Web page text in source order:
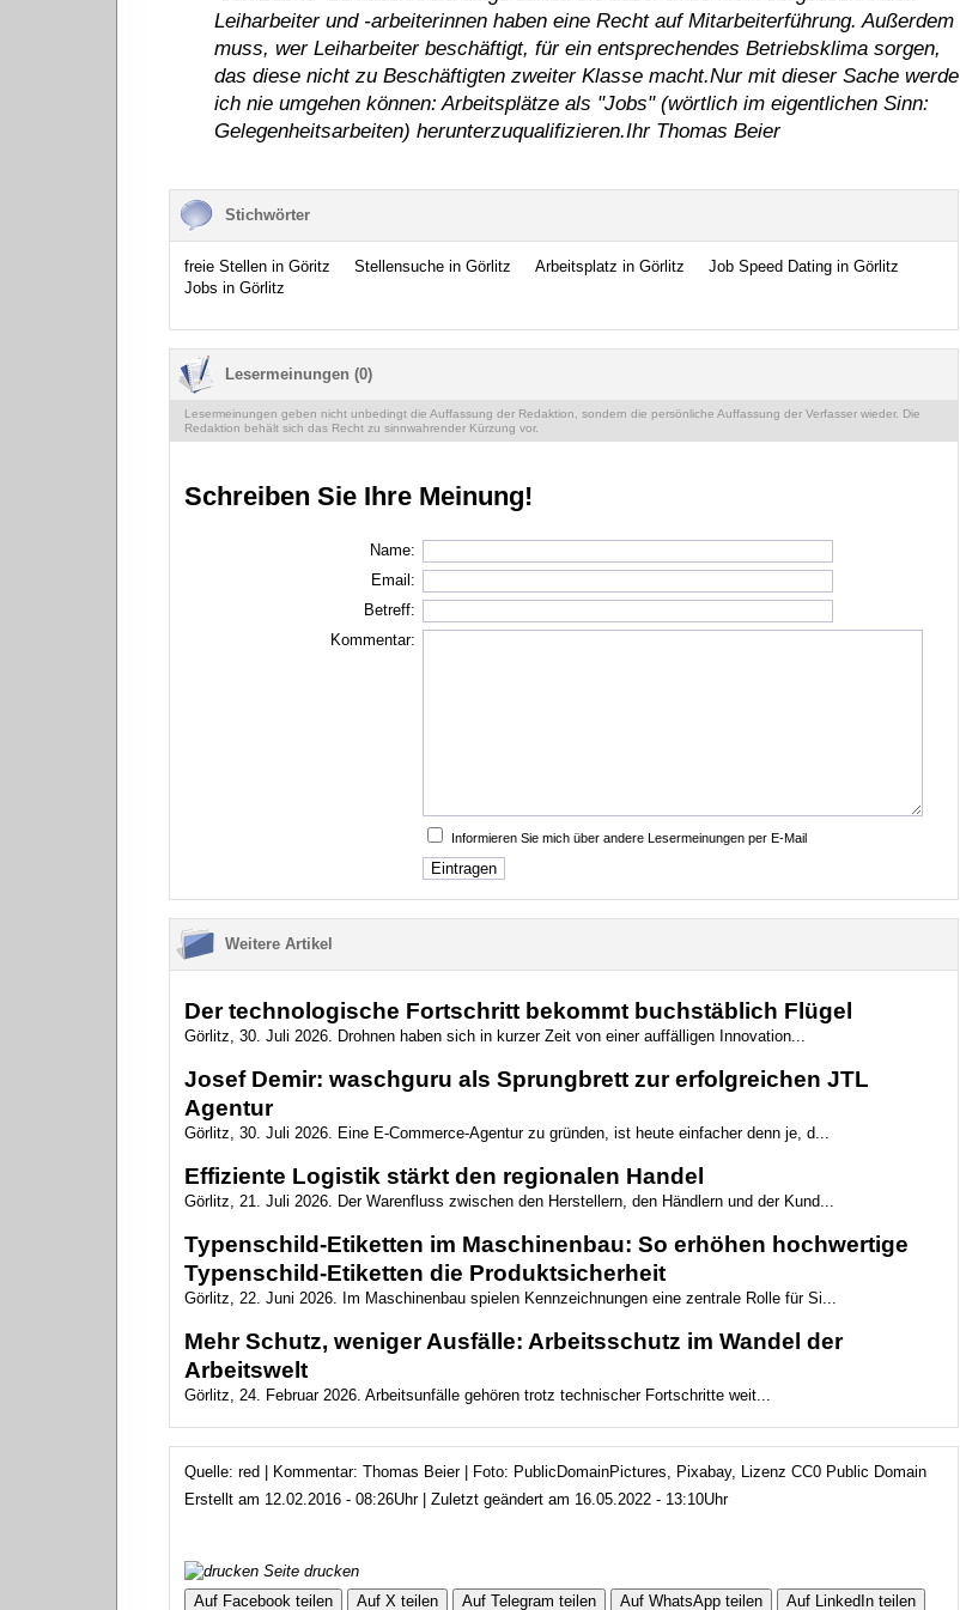
Leiharbeiter und -arbeiterinnen haben eine Recht auf Mitarbeiterführung. Außerdem
muss, wer Leiharbeiter beschäftigt, für ein entsprechendes Betriebsklima sorgen,
das diese nicht zu Beschäftigten zweiter Klasse macht.Nur mit dieser Sache werde
ich nie umgehen können: Arbeitsplätze als "Jobs" (wörtlich im eigentlichen Sinn:
Gelegenheitsarbeiten) herunterzuqualifizieren.Ihr Thomas Beier
Stichwörter
freie Stellen in Göritz Stellensuche in Görlitz Arbeitsplatz in Görlitz
Job Speed Dating in Görlitz
Jobs in Görlitz
Lesermeinungen (0)
Lesermeinungen geben nicht unbedingt die Auffassung der Redaktion, sondern die persönliche Auffassung der Verfasser wieder. Die
Redaktion behält sich das Recht zu sinnwahrender Kürzung vor.
Schreiben Sie Ihre Meinung!
Name:
Email:
Betreff:
Kommentar:
Informieren Sie mich über andere Lesermeinungen per E-Mail
Weitere Artikel
Der technologische Fortschritt bekommt buchstäblich Flügel
Görlitz, 30. Juli 2026. Drohnen haben sich in kurzer Zeit von einer auffälligen Innovation...
Josef Demir: waschguru als Sprungbrett zur erfolgreichen JTL
Agentur
Görlitz, 30. Juli 2026. Eine E-Commerce-Agentur zu gründen, ist heute einfacher denn je, d...
Effiziente Logistik stärkt den regionalen Handel
Görlitz, 21. Juli 2026. Der Warenfluss zwischen den Herstellern, den Händlern und der Kund...
Typenschild-Etiketten im Maschinenbau: So erhöhen hochwertige
Typenschild-Etiketten die Produktsicherheit
Görlitz, 22. Juni 2026. Im Maschinenbau spielen Kennzeichnungen eine zentrale Rolle für Si...
Mehr Schutz, weniger Ausfälle: Arbeitsschutz im Wandel der
Arbeitswelt
Görlitz, 24. Februar 2026. Arbeitsunfälle gehören trotz technischer Fortschritte weit...
Quelle: red | Kommentar: Thomas Beier | Foto: PublicDomainPictures, Pixabay, Lizenz CC0 Public Domain
Erstellt am 12.02.2016 - 08:26Uhr | Zuletzt geändert am 16.05.2022 - 13:10Uhr
Seite drucken
Auf Facebook teilen
Auf X teilen Auf Telegram teilen Auf WhatsApp teilen Auf LinkedIn teilen